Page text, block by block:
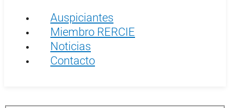
Auspiciantes
Miembro RERCIE
Noticias
Contacto